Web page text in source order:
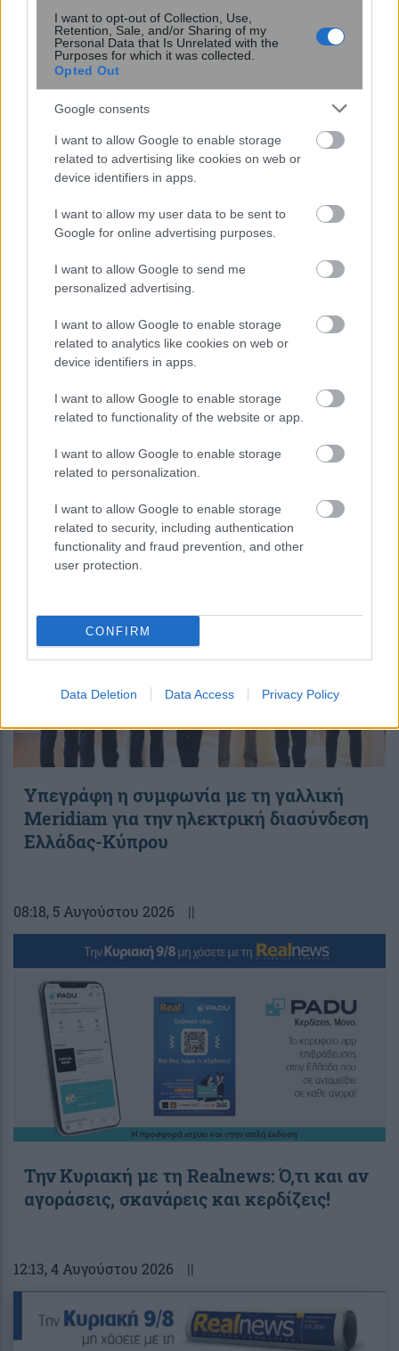
I want to opt-out of Collection, Use,
Retention, Sale, and/or Sharing of my
Personal Data that Is Unrelated with the
Purposes for which it was collected.
Opted Out
Google consents
I want to allow Google to enable storage
related to advertising like cookies on web or
device identifiers in apps.
I want to allow my user data to be sent to
Google for online advertising purposes.
I want to allow Google to send me
personalized advertising.
I want to allow Google to enable storage
related to analytics like cookies on web or
device identifiers in apps.
I want to allow Google to enable storage
related to functionality of the website or app.
I want to allow Google to enable storage
related to personalization.
I want to allow Google to enable storage
related to security, including authentication
functionality and fraud prevention, and other
user protection.
CONFIRM
Data Deletion Data Access Privacy Policy
Κουίζ: Πόσο καλά θυμάσαι την
ελληνική μυθολογία; Μπορείς να
απαντήσεις σωστά και στις 3
ερωτήσεις;
περισσότερα
, 5 Αυγούστου 2026 ||
Υπεγράφη η συμφωνία με τη γαλλική
Meridiam για την ηλεκτρική διασύνδεση
Ελλάδας-Κύπρου
08:18, 5 Αυγούστου 2026 ||
Την Κυριακή με τη Realnews: Ό,τι και αν
αγοράσεις, σκανάρεις και κερδίζεις!
12:13, 4 Αυγούστου 2026 ||